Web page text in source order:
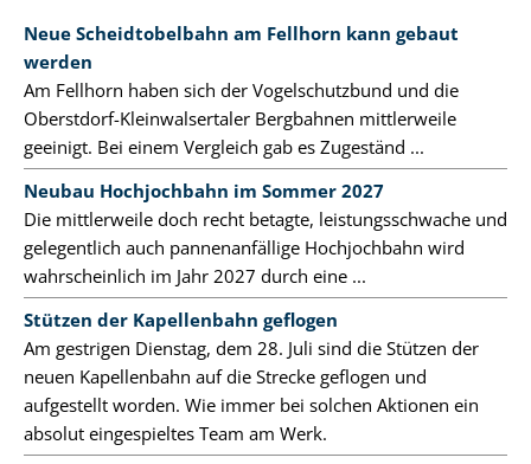
Neue Scheidtobelbahn am Fellhorn kann gebaut
werden
Am Fellhorn haben sich der Vogelschutzbund und die
Oberstdorf-Kleinwalsertaler Bergbahnen mittlerweile
geeinigt. Bei einem Vergleich gab es Zugeständ ...
Neubau Hochjochbahn im Sommer 2027
Die mittlerweile doch recht betagte, leistungsschwache und
gelegentlich auch pannenanfällige Hochjochbahn wird
wahrscheinlich im Jahr 2027 durch eine ...
Stützen der Kapellenbahn geflogen
Am gestrigen Dienstag, dem 28. Juli sind die Stützen der
neuen Kapellenbahn auf die Strecke geflogen und
aufgestellt worden. Wie immer bei solchen Aktionen ein
absolut eingespieltes Team am Werk.